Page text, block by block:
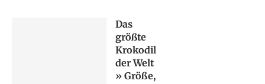
Das
größte
Krokodil
der Welt
» Größe,